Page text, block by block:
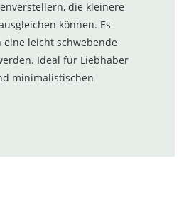
die kleinere
können. Es
leicht schwebende
Ideal für Liebhaber
minimalistischen